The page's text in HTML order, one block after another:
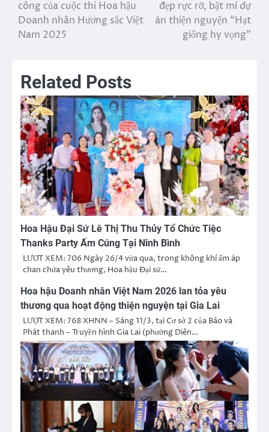
bài
công của cuộc thi Hoa hậu
Doanh nhân Hương sắc Việt
Nam 2025
đẹp rực rỡ, bật mí dự
án thiện nguyện “Hạt
giống hy vọng”
Related Posts
Hoa Hậu Đại Sứ Lê Thị Thu Thủy Tổ Chức Tiệc
Thanks Party Ấm Cúng Tại Ninh Bình
LƯỢT XEM: 706 Ngày 26/4 vừa qua, trong không khí ấm áp
chan chứa yêu thương, Hoa hậu Đại sứ…
Hoa hậu Doanh nhân Việt Nam 2026 lan tỏa yêu
thương qua hoạt động thiện nguyện tại Gia Lai
LƯỢT XEM: 768 XHNN – Sáng 11/3, tại Cơ sở 2 của Báo và
Phát thanh – Truyền hình Gia Lai (phường Diên…